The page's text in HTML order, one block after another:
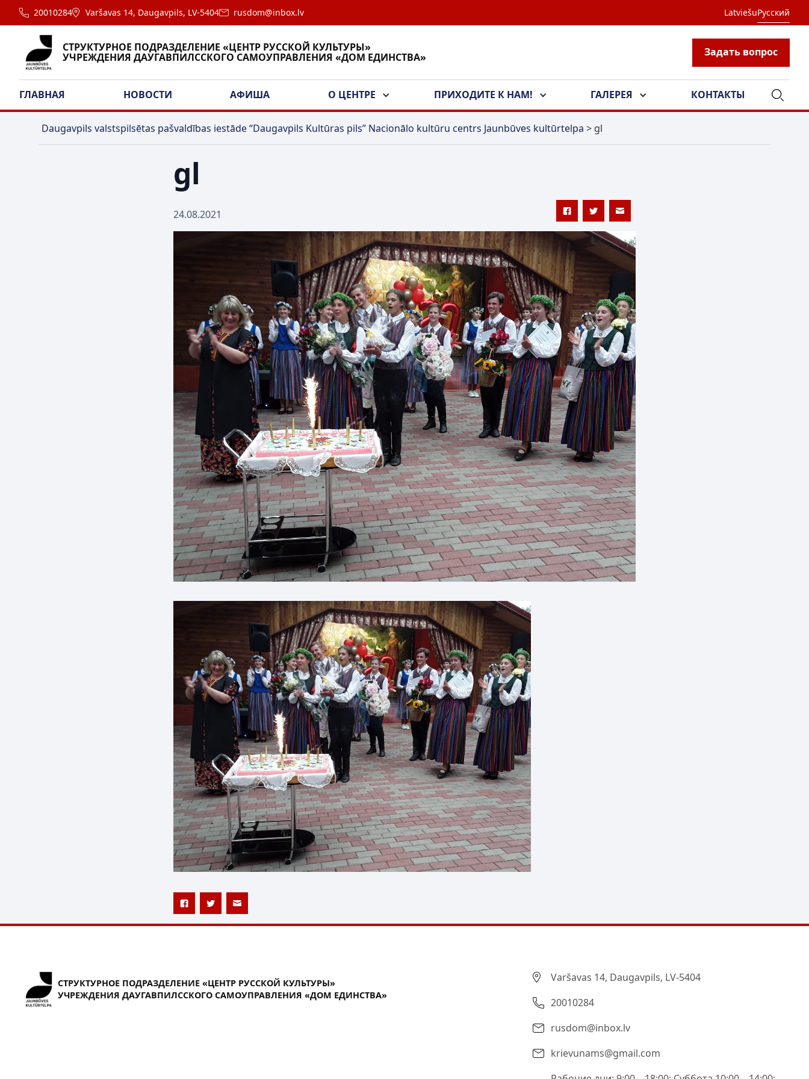
20010284 Varšavas 14, Daugavpils, LV-5404 rusdom@inbox.lv LatviešuРусский
СТРУКТУРНОЕ ПОДРАЗДЕЛЕНИЕ «ЦЕНТР РУССКОЙ КУЛЬТУРЫ»
УЧРЕЖДЕНИЯ ДАУГАВПИЛССКОГО САМОУПРАВЛЕНИЯ «ДОМ ЕДИНСТВА» Задать вопрос
ГЛАВНАЯ НОВОСТИ АФИША О ЦЕНТРЕ ПРИХОДИТЕ К НАМ! ГАЛЕРЕЯ КОНТАКТЫ
Daugavpils valstspilsētas pašvaldības iestāde “Daugavpils Kultūras pils” Nacionālo kultūru centrs Jaunbūves kultūrtelpa > gl
gl
24.08.2021
СТРУКТУРНОЕ ПОДРАЗДЕЛЕНИЕ «ЦЕНТР РУССКОЙ КУЛЬТУРЫ»
УЧРЕЖДЕНИЯ ДАУГАВПИЛССКОГО САМОУПРАВЛЕНИЯ «ДОМ ЕДИНСТВА»
Varšavas 14, Daugavpils, LV-5404
20010284
rusdom@inbox.lv
krievunams@gmail.com